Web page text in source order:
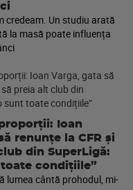
credeam. Un studiu arată
la masă poate influența
Ioan
renunțe la CFR și
din SuperLigă:
condițiile”
lumea cântă prohodul, mi-